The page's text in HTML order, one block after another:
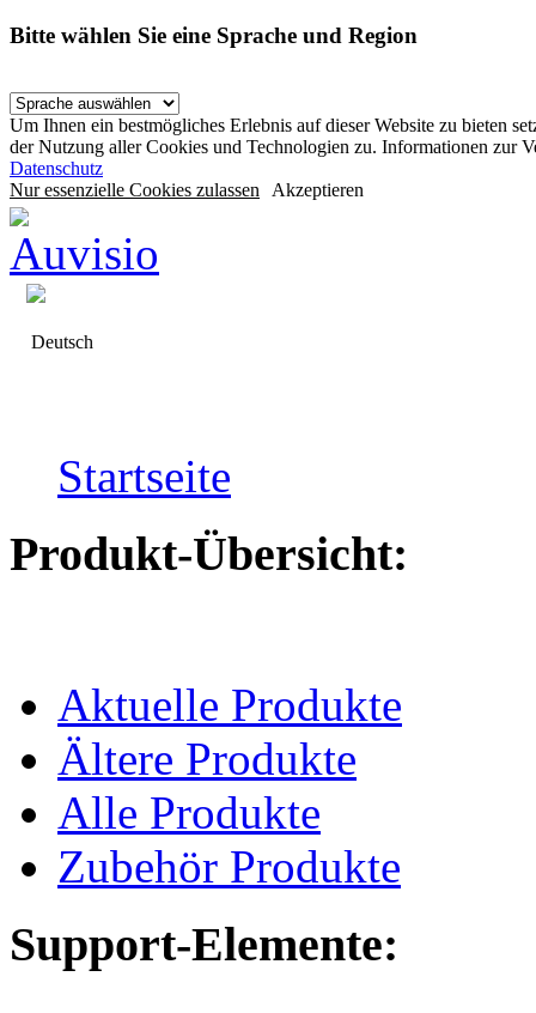
Bitte wählen Sie eine Sprache und Region
Um Ihnen ein bestmögliches Erlebnis auf dieser Website zu bieten
der Nutzung aller Cookies und Technologien zu. Informationen zur
Datenschutz
Nur essenzielle Cookies zulassen Akzeptieren
Deutsch
Startseite
Produkt-Übersicht:
Aktuelle Produkte
Ältere Produkte
Alle Produkte
Zubehör Produkte
Support-Elemente: